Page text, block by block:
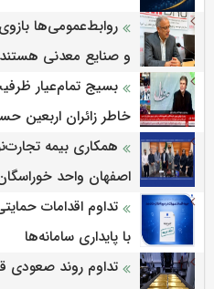
روابط‌‌عمومی‌ها
و صنایع معدنی هستند
بسیج تمام‌عیار
خاطر زائران اربعین
همکاری بیمه
اصفهان واحد
تداوم اقدامات
با پایداری سامانه‌ها
تداوم روند صعودی